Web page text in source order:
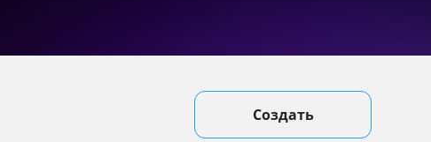
Создать